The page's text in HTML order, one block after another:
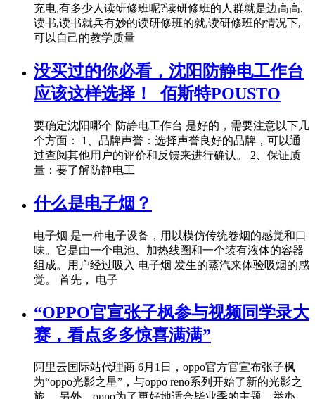
充电,有多少人读研修班呢?读研修班的人群就是边高高,
读书,读书就兵有妙的读研修班的就,读研修班的情况下,
可以自己的教学质量
没买过的你必看，沈阳防静电工作台
应该这样选择！_佰斯特POUSTO
要确定沈阳哪个 防静电工作台 是好的，需要注意以下几
个方面： 1、品牌声誉：选择声誉良好的品牌，可以通
过查阅其他用户的评价和反馈来进行确认。 2、保证质
量：要了解防静电工
什么是电子烟？
电子烟 是一种电子设备，用以模仿传统卷烟的感觉和口
味。它是由一个电池、加热线圈和一个装有液体的容器
组成。用户经过吸入 电子烟 发生的蒸汽来体验吸烟的感
觉。 首先， 电子
“OPPO官宣张子枫参与视频同学录大
赛，看点多多惊喜满满”
阿里云国际站代理商 6月1日，oppo官方官宣布张子枫
为“oppo光影之星”，与oppo reno系列开始了新的光影之